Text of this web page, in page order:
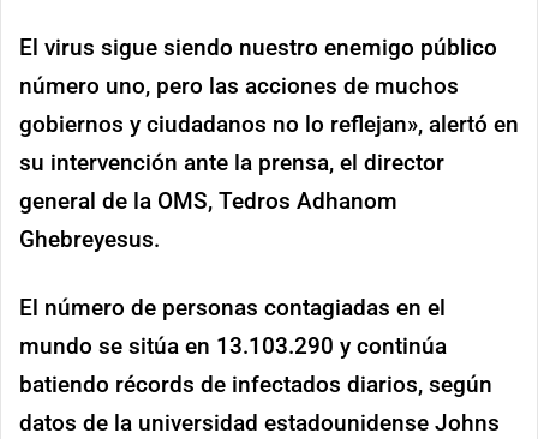
El virus sigue siendo nuestro enemigo público
número uno, pero las acciones de muchos
gobiernos y ciudadanos no lo reflejan», alertó en
su intervención ante la prensa, el director
general de la OMS, Tedros Adhanom
Ghebreyesus.
El número de personas contagiadas en el
mundo se sitúa en 13.103.290 y continúa
batiendo récords de infectados diarios, según
datos de la universidad estadounidense Johns